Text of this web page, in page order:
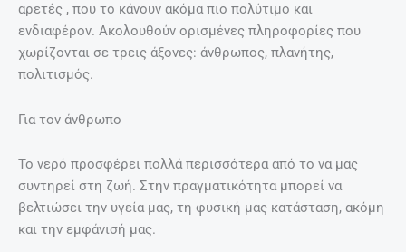
αρετές , που το κάνουν ακόμα πιο πολύτιμο και
ενδιαφέρον. Ακολουθούν ορισμένες πληροφορίες που
χωρίζονται σε τρεις άξονες: άνθρωπος, πλανήτης,
πολιτισμός.
Για τον άνθρωπο
Το νερό προσφέρει πολλά περισσότερα από το να μας
συντηρεί στη ζωή. Στην πραγματικότητα μπορεί να
βελτιώσει την υγεία μας, τη φυσική μας κατάσταση, ακόμη
και την εμφάνισή μας.